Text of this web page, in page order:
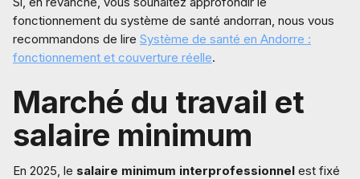
fonctionnement du système de santé andorran, nous vous
recommandons de lire Système de santé en Andorre :
fonctionnement et couverture réelle.
Marché du travail et
salaire minimum
En 2025, le salaire minimum interprofessionnel est fixé